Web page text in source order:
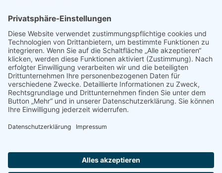
Datenschutz
Kontakt
Transparenzerklärung
BBSB-Inform: täglich aktualisierte Infos
für sehbehinderte und blinde Menschen
Anmeldung Newsletter BBSB-Inform
Unser Newsletter für Unterstützer